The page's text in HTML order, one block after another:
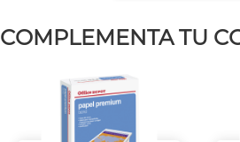
COMPLEMENTA TU